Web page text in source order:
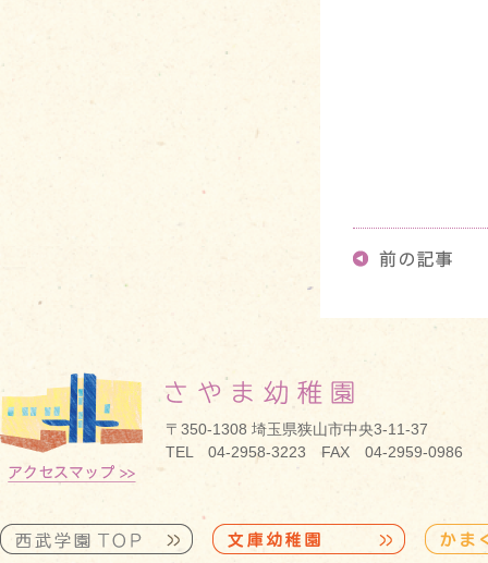
〒350-1308 埼玉県狭山市中央3-11-37
TEL 04-2958-3223 FAX 04-2959-0986